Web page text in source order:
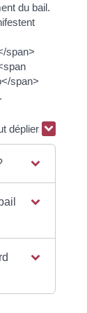
du bail.
span>
span>
déplier